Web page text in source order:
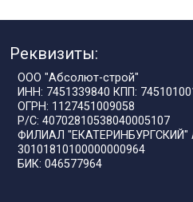
Реквизиты:
ООО "Абсолют-строй"
ИНН: 7451339840 КПП:
ОГРН: 1127451009058
Р/С: 40702810538040005107
ФИЛИАЛ
30101810100000000964
БИК: 046577964